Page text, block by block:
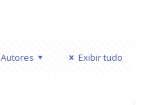
Autores Exibir tudo